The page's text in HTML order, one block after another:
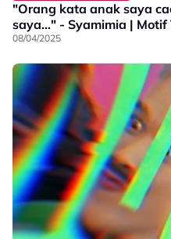
"Orang kata anak saya
saya..." - Syamimia | Motif
08/04/2025